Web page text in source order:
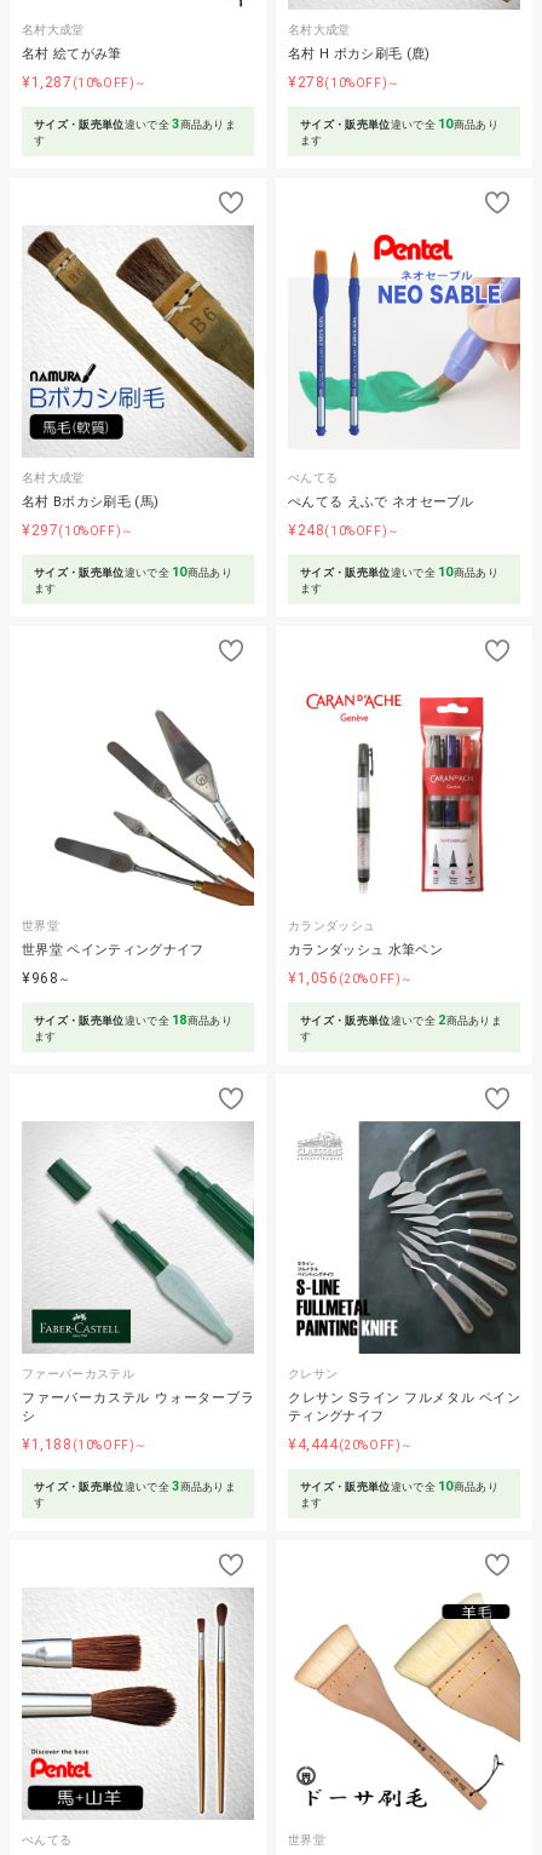
名村大成堂
名村 絵てがみ筆
¥1,287 (10%OFF)～
サイズ・販売単位違いで全3商品ありま
す
名村大成堂
名村 H ボカシ刷毛 (鹿)
¥278(10%OFF)～
サイズ・販売単位違いで全 10商品あり
ます
名村大成堂
名村 Bボカシ刷毛 (馬)
¥297(10%OFF)～
サイズ・販売単位違いで全 10商品あり
ます
ぺんてる
ぺんてる えふで ネオセーブル
¥248(10%OFF)～
サイズ・販売単位違いで全 10商品あり
ます
世界堂
世界堂 ペインティングナイフ
¥968 ～
サイズ・販売単位違いで全 18商品あり
ます
カランダッシュ
カランダッシュ 水筆ペン
¥1,056 (20%OFF)～
サイズ・販売単位違いで全 2商品ありま
す
ファーバーカステル
ファーバーカステル ウォーターブラ
シ
¥1,188 (10%OFF)～
サイズ・販売単位違いで全3商品ありま
す
クレサン
クレサン Sライン フルメタル ペイン
ティングナイフ
¥4,444(20%OFF)～
サイズ・販売単位違いで全 10商品あり
ます
ぺんてる 世界堂